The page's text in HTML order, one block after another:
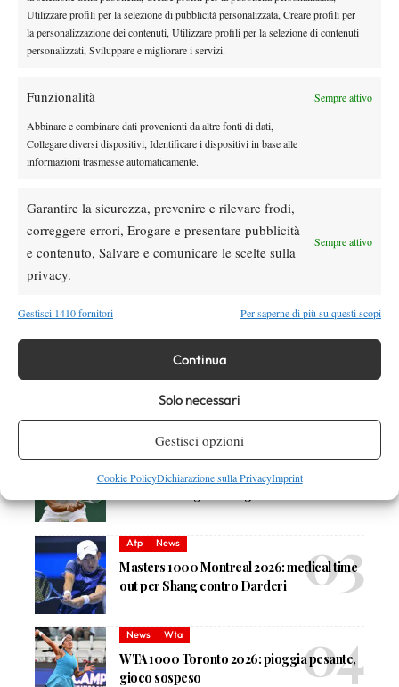
Utilizzare profili per la selezione di pubblicità personalizzata, Creare profili per
la personalizzazione dei contenuti, Utilizzare profili per la selezione di contenuti
personalizzati, Sviluppare e migliorare i servizi.
Funzionalità Sempre attivo
Abbinare e combinare dati provenienti da altre fonti di dati,
Collegare diversi dispositivi, Identificare i dispositivi in base alle
informazioni trasmesse automaticamente.
Garantire la sicurezza, prevenire e rilevare frodi,
correggere errori, Erogare e presentare pubblicità
e contenuto, Salvare e comunicare le scelte sulla
privacy.
Sempre attivo
Gestisci 1410 fornitori Per saperne di più su questi scopi
Continua
Solo necessari
Gestisci opzioni
Cookie PolicyDichiarazione sulla PrivacyImprint
piacerebbe molto creare una sorta di scuola padel sulla falsariga
di quelle presenti in tutti i circoli di tennis, così da avvicinare
sempre più ragazzini a questo sport meraviglioso e permettere
progetti targati Arx Padel anche l’attività agonistica, con tornei e
competizioni di vario genere.
TAGGED:Arx Padel Padel
News
Masters 1000 Montreal 2026: programma,
orario e ordine di gioco venerdì 7 agosto.
Arnaldi apre sul Centrale
Masters 1000 Montreal 2026: Darderi
Atp News
Masters 1000 Montreal 2026: medical time
out per Shang contro Darderi
News Wta
WTA 1000 Toronto 2026: pioggia pesante,
gioco sospeso